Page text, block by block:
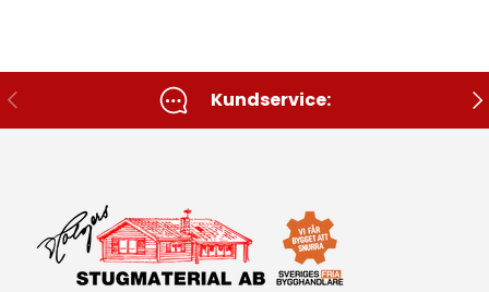
Tidigare Kundservice: